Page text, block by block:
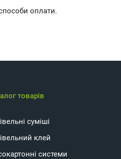
оплати.
товарів
суміші
клей
системи